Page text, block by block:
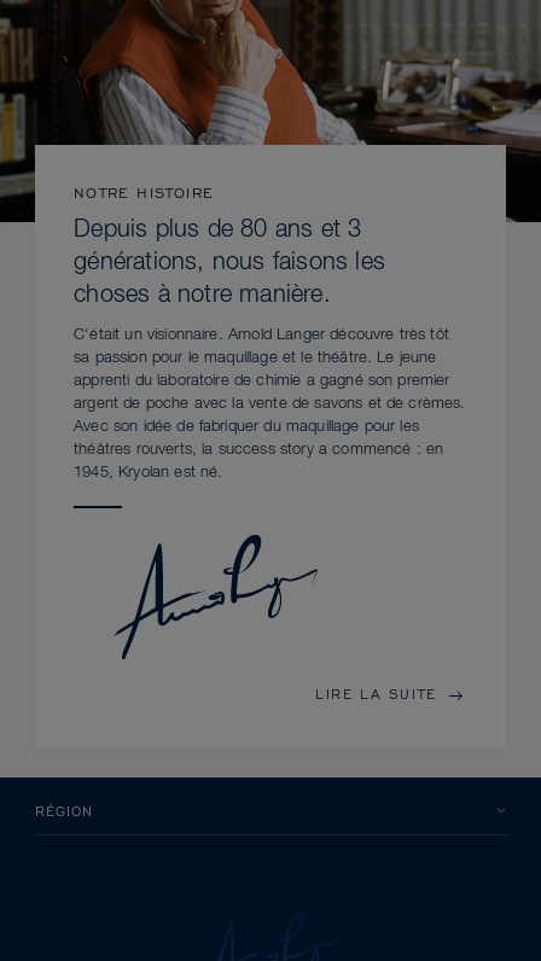
NOTRE HISTOIRE
Depuis plus de 80 ans et 3
générations, nous faisons les
choses à notre manière.
C'était un visionnaire. Arnold Langer découvre très tôt
sa passion pour le maquillage et le théâtre. Le jeune
apprenti du laboratoire de chimie a gagné son premier
argent de poche avec la vente de savons et de crèmes.
Avec son idée de fabriquer du maquillage pour les
théâtres rouverts, la success story a commencé : en
1945, Kryolan est né.
LIRE LA SUITE
RÉGION